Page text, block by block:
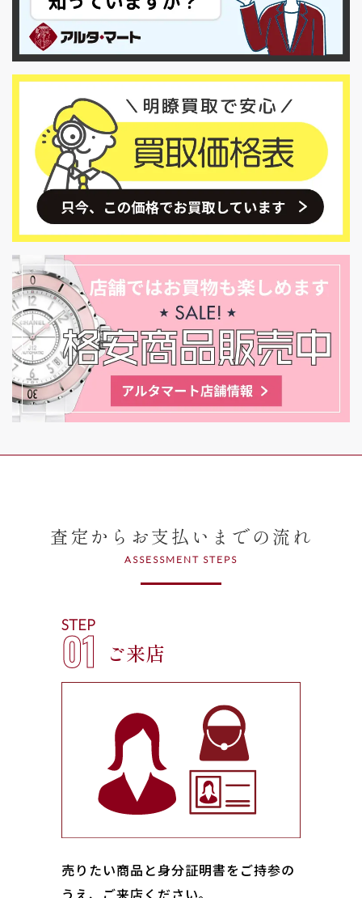
査定からお支払いまでの流れ
ASSESSMENT STEPS
STEP
01 ご来店
売りたい商品と身分証明書をご持参の
うえ、ご来店ください｡